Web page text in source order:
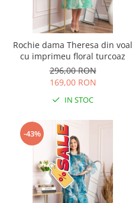
Rochie dama Theresa din voal
cu imprimeu floral turcoaz
296,00 RON
169,00 RON
IN STOC
-43%